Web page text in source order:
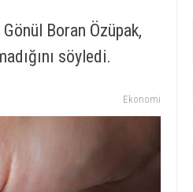
Boran Özüpak,
söyledi.
Ekonomi